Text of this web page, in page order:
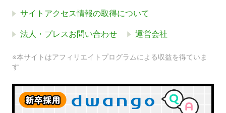
サイトアクセス情報の取得について
法人・プレスお問い合わせ 運営会社
※本サイトはアフィリエイトプログラムによる収益を得ていま
す